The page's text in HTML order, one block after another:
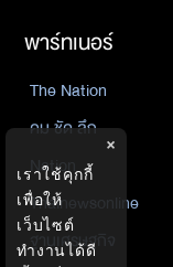
พาร์ทเนอร์
The Nation
คม ชัด ลึก
Nation
Thainewsonline
ฐานเศรษฐกิจ
×
เราใช้คุกกี้
เพื่อให้
เว็บไซต์
ทำงานได้ดี